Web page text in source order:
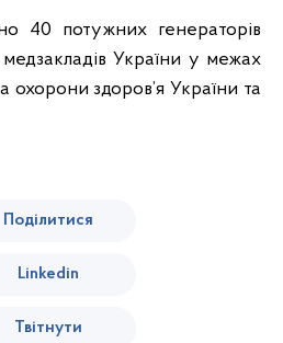
40 потужних генераторів
України у межах
охорони здоров’я України та
Поділитися
Linkedin
Твітнути